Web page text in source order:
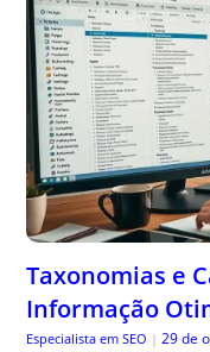
Taxonomias e
Informação
Especialista em SEO | 29 de